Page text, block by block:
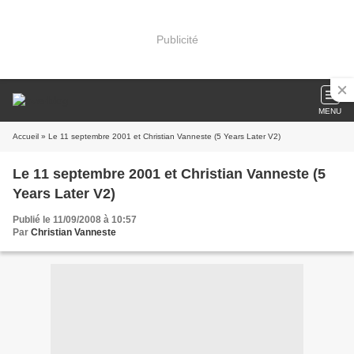
Publicité
MENU
Accueil » Le 11 septembre 2001 et Christian Vanneste (5 Years Later V2)
Le 11 septembre 2001 et Christian Vanneste (5
Years Later V2)
Publié le 11/09/2008 à 10:57
Par Christian Vanneste